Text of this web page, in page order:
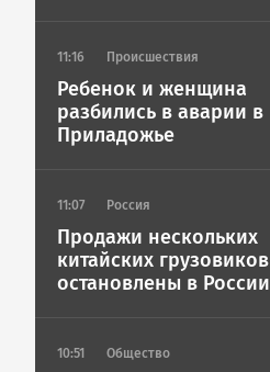
11:16 Происшествия
Ребенок и женщина
разбились в аварии в
Приладожье
11:07 Россия
Продажи нескольких
китайских грузовиков
остановлены в России
10:51 Общество